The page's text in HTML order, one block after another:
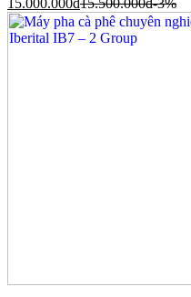
15.000.000đ15.500.000đ-3%